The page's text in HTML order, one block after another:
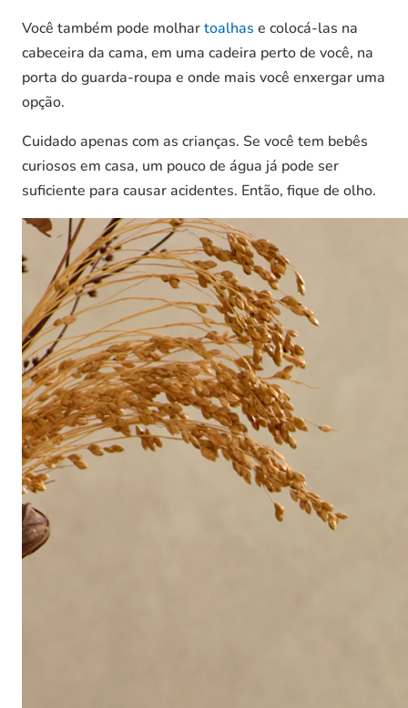
Você também pode molhartoalhas e colocá-las na
cabeceira da cama, em uma cadeira perto de você, na
porta do guarda-roupa e onde mais você enxergar uma
opção.
Cuidado apenas com as crianças. Se você tem bebês
curiosos em casa, um pouco de água já pode ser
suficiente para causar acidentes. Então, fique de olho.